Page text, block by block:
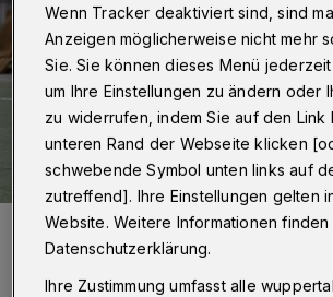
Findet der CSC wieder in die Spur?
Foto: Jochen Classen
Wenn Tracker deaktiviert sind, sind
Anzeigen möglicherweise nicht mehr
Sie. Sie können dieses Menü
um Ihre Einstellungen zu ändern oder
zu widerrufen, indem Sie auf den Link
unteren Rand der Webseite klicken
schwebende Symbol unten links auf
zutreffend]. Ihre Einstellungen gelten
Website. Weitere Informationen
Datenschutzerklärung.
Ihre Zustimmung umfasst alle